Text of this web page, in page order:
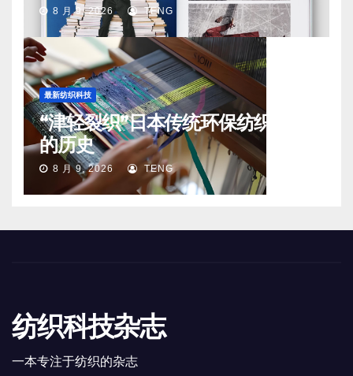
8 月 9, 2026 TENG
最新纺织科技
“津轻裂织”日本传统环保纺织工艺
的历史
8 月 9, 2026 TENG
纺织科技杂志
一本专注于纺织的杂志